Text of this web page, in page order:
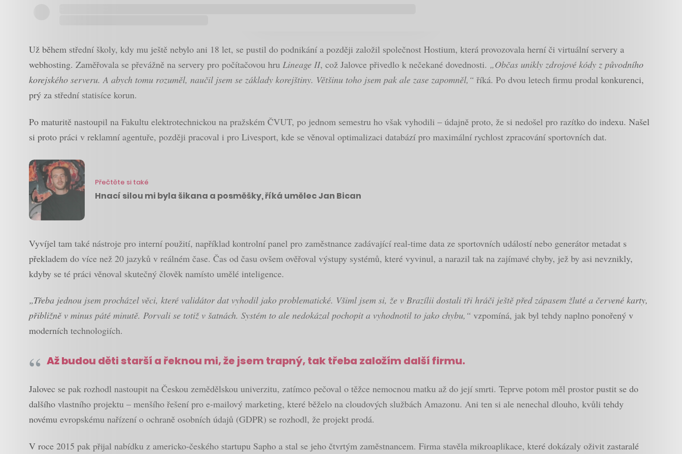
Už během střední školy, kdy mu ještě nebylo ani 18 let, se pustil do podnikání a později založil společnost Hostium, která provozovala herní či virtuální servery a
webhosting. Zaměřovala se převážně na servery pro počítačovou hru Lineage II, což Jalovce přivedlo k nečekané dovednosti. „Občas unikly zdrojové kódy z původního
korejského serveru. A abych tomu rozuměl, naučil jsem se základy korejštiny. Většinu toho jsem pak ale zase zapomněl,“ říká. Po dvou letech firmu prodal konkurenci,
prý za střední statisíce korun.
Po maturitě nastoupil na Fakultu elektrotechnickou na pražském ČVUT, po jednom semestru ho však vyhodili – údajně proto, že si nedošel pro razítko do indexu. Našel
si proto práci v reklamní agentuře, později pracoval i pro Livesport, kde se věnoval optimalizaci databází pro maximální rychlost zpracování sportovních dat.
Přečtěte si také
Hnací silou mi byla šikana a posměšky, říká umělec Jan Bican
Vyvíjel tam také nástroje pro interní použití, například kontrolní panel pro zaměstnance zadávající real-time data ze sportovních událostí nebo generátor metadat s
překladem do více než 20 jazyků v reálném čase. Čas od času ovšem ověřoval výstupy systémů, které vyvinul, a narazil tak na zajímavé chyby, jež by asi nevznikly,
kdyby se té práci věnoval skutečný člověk namísto umělé inteligence.
„Třeba jednou jsem procházel věci, které validátor dat vyhodil jako problematické. Všiml jsem si, že v Brazílii dostali tři hráči ještě před zápasem žluté a červené karty,
přibližně v minus páté minutě. Porvali se totiž v šatnách. Systém to ale nedokázal pochopit a vyhodnotil to jako chybu,“ vzpomíná, jak byl tehdy naplno ponořený v
moderních technologiích.
Až budou děti starší a řeknou mi, že jsem trapný, tak třeba založím další firmu.
Jalovec se pak rozhodl nastoupit na Českou zemědělskou univerzitu, zatímco pečoval o těžce nemocnou matku až do její smrti. Teprve potom měl prostor pustit se do
dalšího vlastního projektu – menšího řešení pro e-mailový marketing, které běželo na cloudových službách Amazonu. Ani ten si ale nenechal dlouho, kvůli tehdy
novému evropskému nařízení o ochraně osobních údajů (GDPR) se rozhodl, že projekt prodá.
V roce 2015 pak přijal nabídku z americko-českého startupu Sapho a stal se jeho čtvrtým zaměstnancem. Firma stavěla mikroaplikace, které dokázaly oživit zastaralé